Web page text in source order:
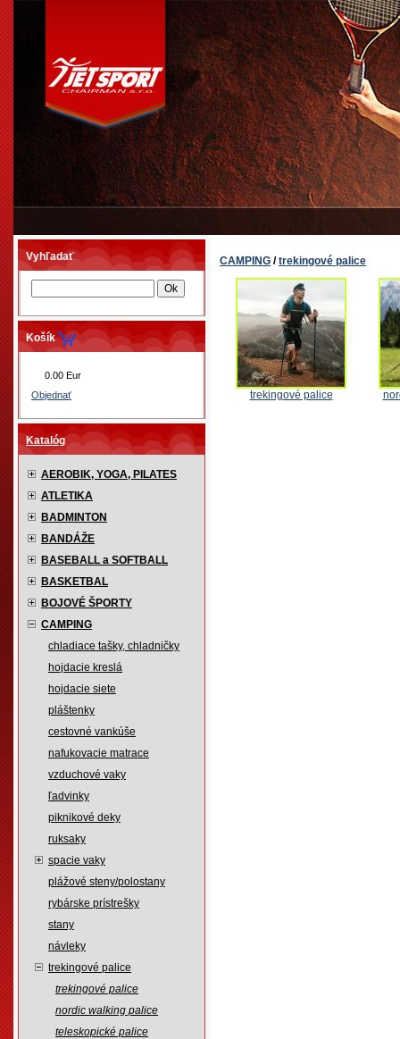
Vyhľadať
Košík
0.00 Eur
Objednať
Katalóg
AEROBIK, YOGA, PILATES
ATLETIKA
BADMINTON
BANDÁŽE
BASEBALL a SOFTBALL
BASKETBAL
BOJOVÉ ŠPORTY
CAMPING
chladiace tašky, chladničky
hojdacie kreslá
hojdacie siete
pláštenky
cestovné vankúše
nafukovacie matrace
vzduchové vaky
ľadvinky
piknikové deky
ruksaky
spacie vaky
plážové steny/polostany
rybárske prístrešky
stany
návleky
trekingové palice
trekingové palice
nordic walking palice
teleskopické palice
CAMPING /trekingové palice
trekingové palice